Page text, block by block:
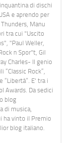
di dischi
e aprendo per
Manu
tra cui "Uscito
"Paul Weller,
n Spor"t, Gil
Charles- Il genio
Rock”,
“Libertà”. E' tra i
Awards. Da sedici
blog
di musica,
ha vinto il Premio
blog italiano.